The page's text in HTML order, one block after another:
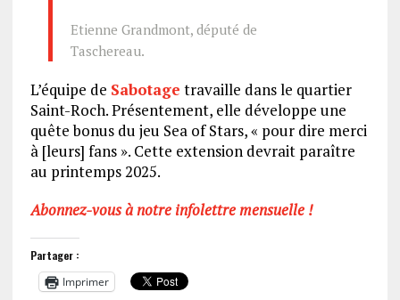
Etienne Grandmont, député de
Taschereau.
L’équipe de Sabotage travaille dans le quartier
Saint-Roch. Présentement, elle développe une
quête bonus du jeu Sea of Stars, « pour dire merci
à [leurs] fans ». Cette extension devrait paraître
au printemps 2025.
Abonnez-vous à notre infolettre mensuelle !
Partager :
Imprimer